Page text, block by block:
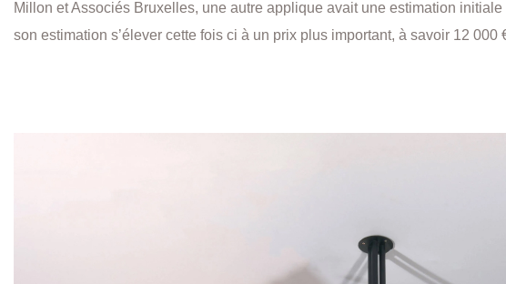
Millon et Associés Bruxelles, une autre applique avait une estimation
son estimation s’élever cette fois ci à un prix plus important, à savoir 12 000